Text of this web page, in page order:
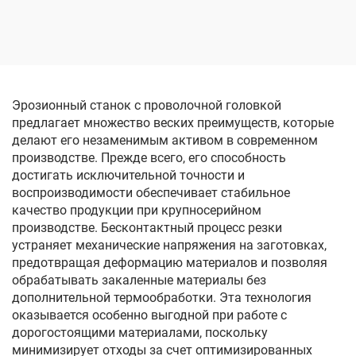
Эрозионный станок с проволочной головкой
предлагает множество веских преимуществ, которые
делают его незаменимым активом в современном
производстве. Прежде всего, его способность
достигать исключительной точности и
воспроизводимости обеспечивает стабильное
качество продукции при крупносерийном
производстве. Бесконтактный процесс резки
устраняет механические напряжения на заготовках,
предотвращая деформацию материалов и позволяя
обрабатывать закаленные материалы без
дополнительной термообработки. Эта технология
оказывается особенно выгодной при работе с
дорогостоящими материалами, поскольку
минимизирует отходы за счет оптимизированных